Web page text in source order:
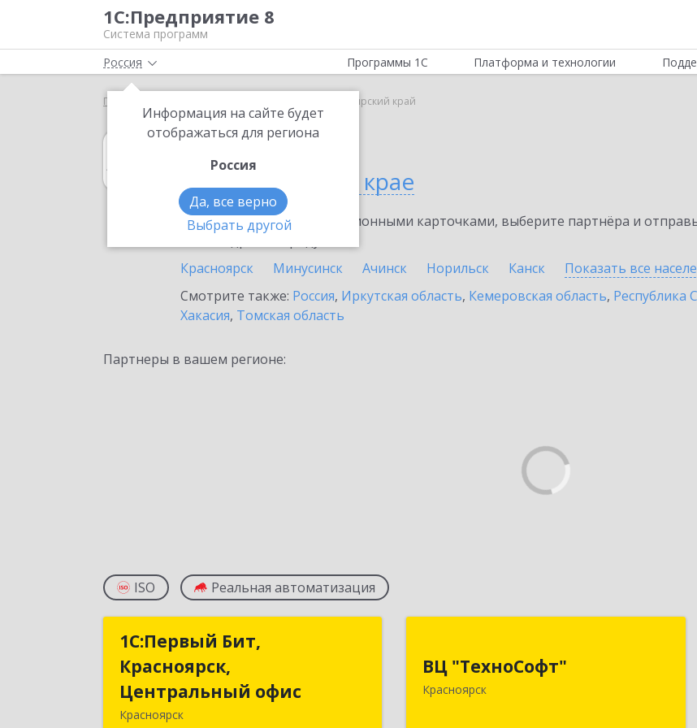
1С:Предприятие 8
Система программ
Россия
Информация на сайте будет
отображаться для региона
Россия
Да, все верно
Выбрать другой
Программы 1С Платформа и технологии
Главная Красноярский край
1С:Архив
в Красноярском крае
Ознакомьтесь с информационными карточками, выберите партнёра и
Красноярск
Минусинск Ачинск Норильск Канск Показать все
Смотрите также: Россия, Иркутская область, Кемеровская область, Республика
Хакасия, Томская область
Партнеры в вашем регионе:
ISO Реальная автоматизация
1С:Первый Бит,
Красноярск,
Центральный офис
Красноярск
1С:Первый Бит,
Центральный офис
ВЦ "ТехноСофт"
Красноярск
660118, Красноярский край,
Красноярск г, Авиаторов ул, дом № 54